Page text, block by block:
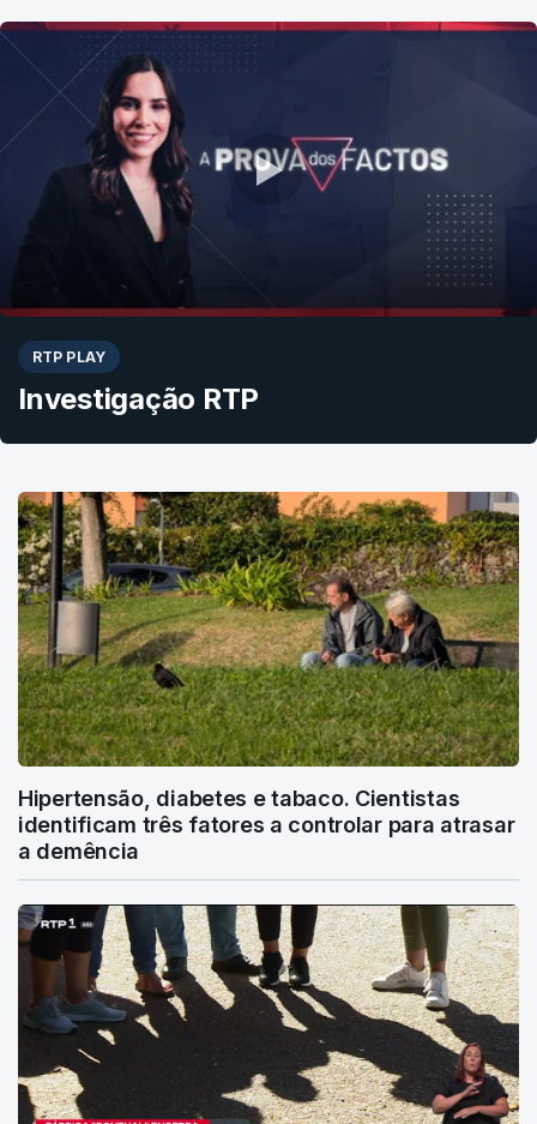
RTP PLAY
Investigação RTP
Hipertensão, diabetes e tabaco. Cientistas
identificam três fatores a controlar para atrasar
a demência